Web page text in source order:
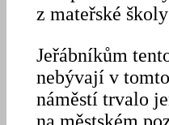
z mateřské
Jeřábníkům
nebývají v
náměstí trvalo